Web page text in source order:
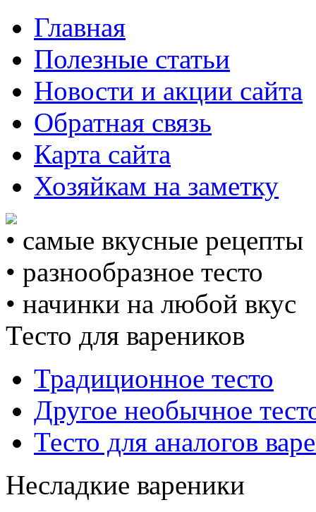
Главная
Полезные статьи
Новости и акции сайта
Обратная связь
Карта сайта
Хозяйкам на заметку
• самые вкусные рецепты
• разнообразное тесто
• начинки на любой вкус
Тесто для вареников
Традиционное тесто
Другое необычное
Тесто для аналогов
Несладкие вареники